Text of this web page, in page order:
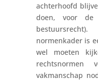
achterhoofd
doen, voor de
normenkader is
wel moeten
rechtsnormen
vakmanschap